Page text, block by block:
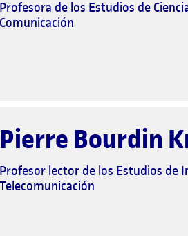
Profesora de los Estudios de
Comunicación
Pierre Bourdin
Profesor lector de los Estudios de
Telecomunicación